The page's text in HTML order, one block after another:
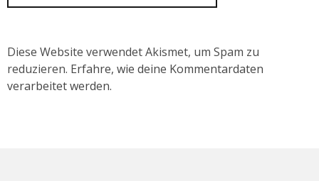
Diese Website verwendet Akismet, um Spam zu
reduzieren. Erfahre, wie deine Kommentardaten
verarbeitet werden.